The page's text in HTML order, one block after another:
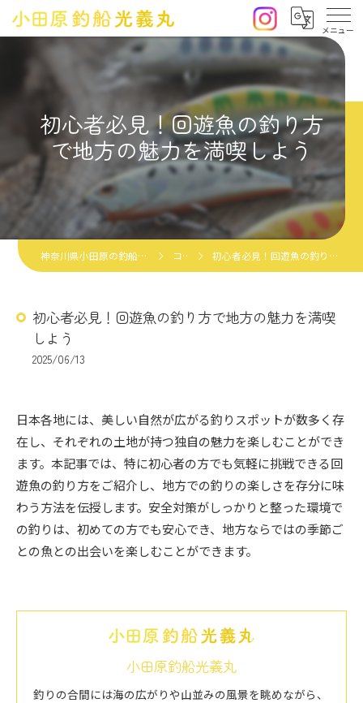
初心者必見！回遊魚の釣り方
で地方の魅力を満喫しよう
神奈川県小田原の釣船なら小田原釣船光義丸 コラム 初心者必見！回遊魚の釣り方で地方の魅力を満喫しよう
初心者必見！回遊魚の釣り方で地方の魅力を満喫
しよう
2025/06/13
日本各地には、美しい自然が広がる釣りスポットが数多く存
在し、それぞれの土地が持つ独自の魅力を楽しむことができ
ます。本記事では、特に初心者の方でも気軽に挑戦できる回
遊魚の釣り方をご紹介し、地方での釣りの楽しさを存分に味
わう方法を伝授します。安全対策がしっかりと整った環境で
の釣りは、初めての方でも安心でき、地方ならではの季節ご
との魚との出会いを楽しむことができます。
小田原釣船光義丸
釣りの合間には海の広がりや山並みの風景を眺めながら、